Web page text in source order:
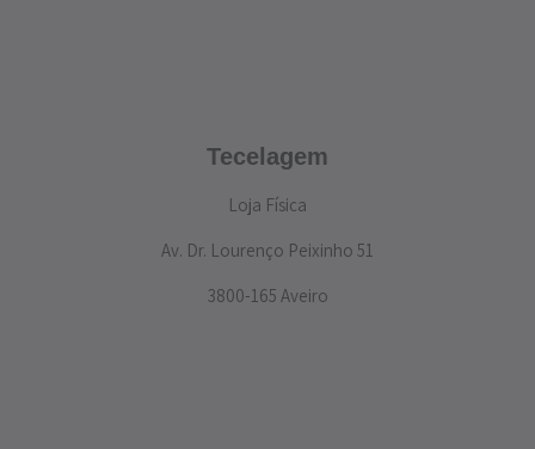
Tecelagem
Loja Física
Av. Dr. Lourenço Peixinho 51
3800-165 Aveiro